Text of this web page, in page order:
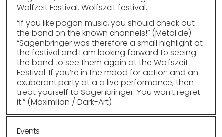
Wolfzeit Festival. Wolfszeit festival.
“If you like pagan music, you should check out
the band on the known channels!” (Metal.de)
“Sagenbringer was therefore a small highlight at
the festival and I am looking forward to seeing
the band to see them again at the Wolfszeit
Festival. If you’re in the mood for action and an
exuberant party at a a live performance, then
treat yourself to Sagenbringer. You won’t regret
it.” (Maximilian / Dark-Art)
Events